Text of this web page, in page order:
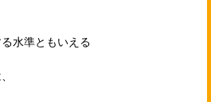
水準ともいえる